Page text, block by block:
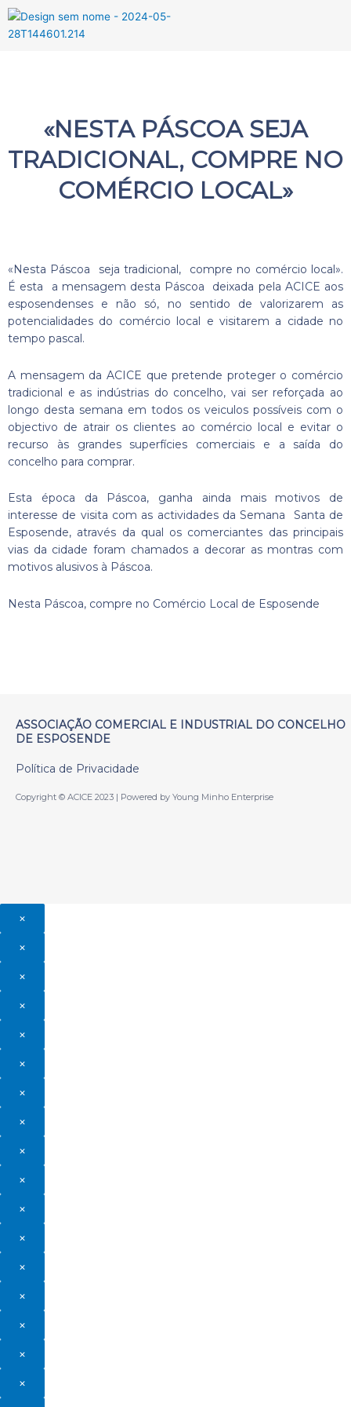
«NESTA PÁSCOA SEJA
TRADICIONAL, COMPRE NO
COMÉRCIO LOCAL»
«Nesta Páscoa seja tradicional, compre no comércio local».
É esta a mensagem desta Páscoa deixada pela ACICE aos
esposendenses e não só, no sentido de valorizarem as
potencialidades do comércio local e visitarem a cidade no
tempo pascal.
A mensagem da ACICE que pretende proteger o comércio
tradicional e as indústrias do concelho, vai ser reforçada ao
longo desta semana em todos os veiculos possíveis com o
objectivo de atrair os clientes ao comércio local e evitar o
recurso às grandes superfícies comerciais e a saída do
concelho para comprar.
Esta época da Páscoa, ganha ainda mais motivos de
interesse de visita com as actividades da Semana Santa de
Esposende, através da qual os comerciantes das principais
vias da cidade foram chamados a decorar as montras com
motivos alusivos à Páscoa.
Nesta Páscoa, compre no Comércio Local de Esposende
ASSOCIAÇÃO COMERCIAL E INDUSTRIAL DO CONCELHO
DE ESPOSENDE
Política de Privacidade
Copyright © ACICE 2023 | Powered by Young Minho Enterprise
×
×
×
×
×
×
×
×
×
×
×
×
×
×
×
×
×